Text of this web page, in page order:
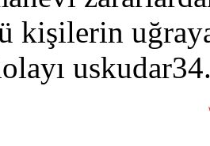
kişilerin